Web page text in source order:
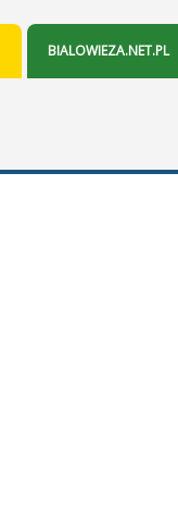
BIALOWIEZA.NET.PL